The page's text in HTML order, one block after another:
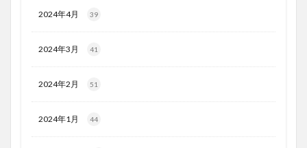
2024年4月 39
2024年3月 41
2024年2月 51
2024年1月 44